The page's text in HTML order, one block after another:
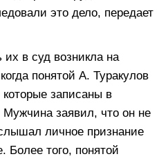
это дело, передает
в суд возникла на
понятой А. Туракулов
которые записаны в
Мужчина заявил, что он не
личное признание
Более того, понятой